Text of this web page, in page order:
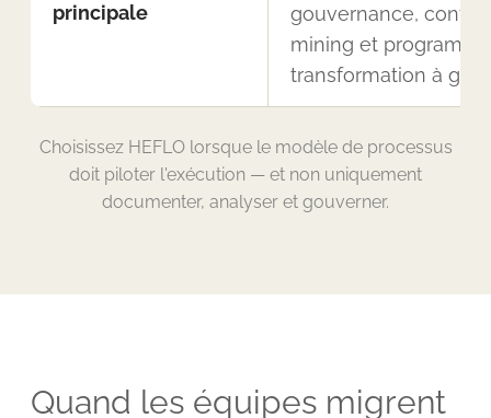
principale
gouvernance,
mining et
transformation à
Choisissez HEFLO lorsque le modèle de processus
doit piloter l'exécution — et non uniquement
documenter, analyser et gouverner.
Quand les équipes migrent